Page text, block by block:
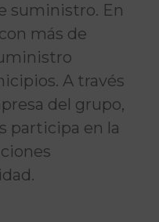
suministro. En
más de
A través
del grupo,
participa en la